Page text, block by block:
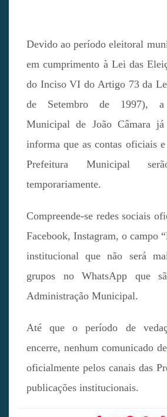
Devido ao período eleitoral
em cumprimento à Lei das
do Inciso VI do Artigo 73 da
de Setembro de 1997), a
Municipal de João Câmara
informa que as contas oficiais e
Prefeitura Municipal
temporariamente.
Compreende-se redes sociais
Facebook, Instagram, o campo
institucional que não será
grupos no WhatsApp que
Administração Municipal.
Até que o período de
encerre, nenhum comunicado
oficialmente pelos canais das
publicações institucionais.